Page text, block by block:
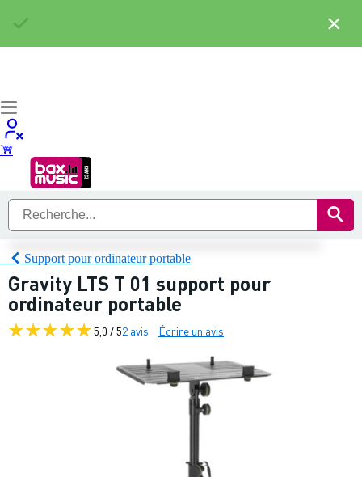
Support pour ordinateur portable
Gravity LTS T 01 support pour
ordinateur portable
5,0 / 52 avis Écrire un avis
×